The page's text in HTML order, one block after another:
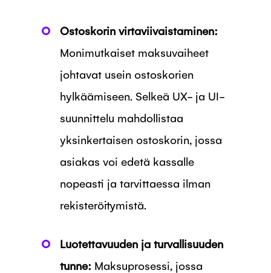
Ostoskorin virtaviivaistaminen:
Monimutkaiset maksuvaiheet
johtavat usein ostoskorien
hylkäämiseen. Selkeä UX- ja UI-
suunnittelu mahdollistaa
yksinkertaisen ostoskorin, jossa
asiakas voi edetä kassalle
nopeasti ja tarvittaessa ilman
rekisteröitymistä.
Luotettavuuden ja turvallisuuden
tunne: Maksuprosessi, jossa